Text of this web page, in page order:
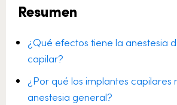
Resumen
¿Qué efectos tiene la anestesia
capilar?
¿Por qué los implantes capilares
anestesia general?